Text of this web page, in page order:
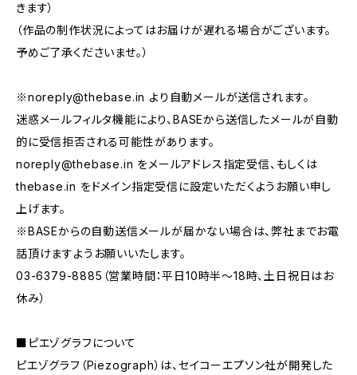
きます）
（作品の制作状況によってはお届けが遅れる場合がございます。
予めご了承くださいませ。）
※noreply@thebase.in より自動メールが送信されます。
迷惑メールフィルタ機能により、BASEから送信したメールが自動
的に受信拒否される可能性があります。
noreply@thebase.in をメールアドレス指定受信、もしくは
thebase.in をドメイン指定受信に設定いただくようお願い申し
上げます。
※BASEからの自動送信メールが届かない場合は、弊社までお電
話頂けますようお願いいたします。
03-6379-8885（営業時間：平日10時半〜18時、土日祝日はお
休み）
■ピエゾグラフについて
ピエゾグラフ（Piezograph）は、セイコーエプソン社が開発した